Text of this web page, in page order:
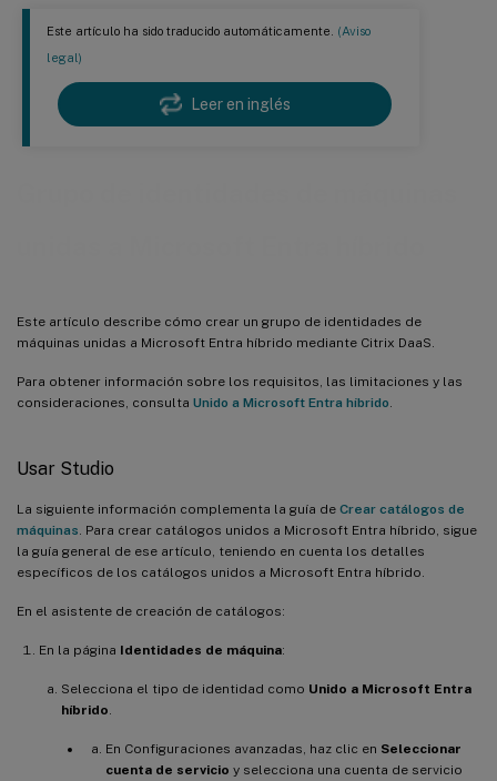
Este artículo ha sido traducido automáticamente. (Aviso
legal)
Leer en inglés
Este artículo describe cómo crear un grupo de identidades de
máquinas unidas a Microsoft Entra híbrido mediante Citrix DaaS.
Para obtener información sobre los requisitos, las limitaciones y las
consideraciones, consulta Unido a Microsoft Entra híbrido
Usar Studio
La siguiente información complementa la guía de Crear catálogos de
máquinas . Para crear catálogos unidos a Microsoft Entra híbrido, sigue
la guía general de ese artículo, teniendo en cuenta los detalles
específicos de los catálogos unidos a Microsoft Entra híbrido.
En el asistente de creación de catálogos:
En la página Identidades de máquina:
Selecciona el tipo de identidad como Unido a Microsoft Entra
híbrido
En Configuraciones avanzadas, haz clic en Seleccionar
cuenta de servicio y selecciona una cuenta de servicio